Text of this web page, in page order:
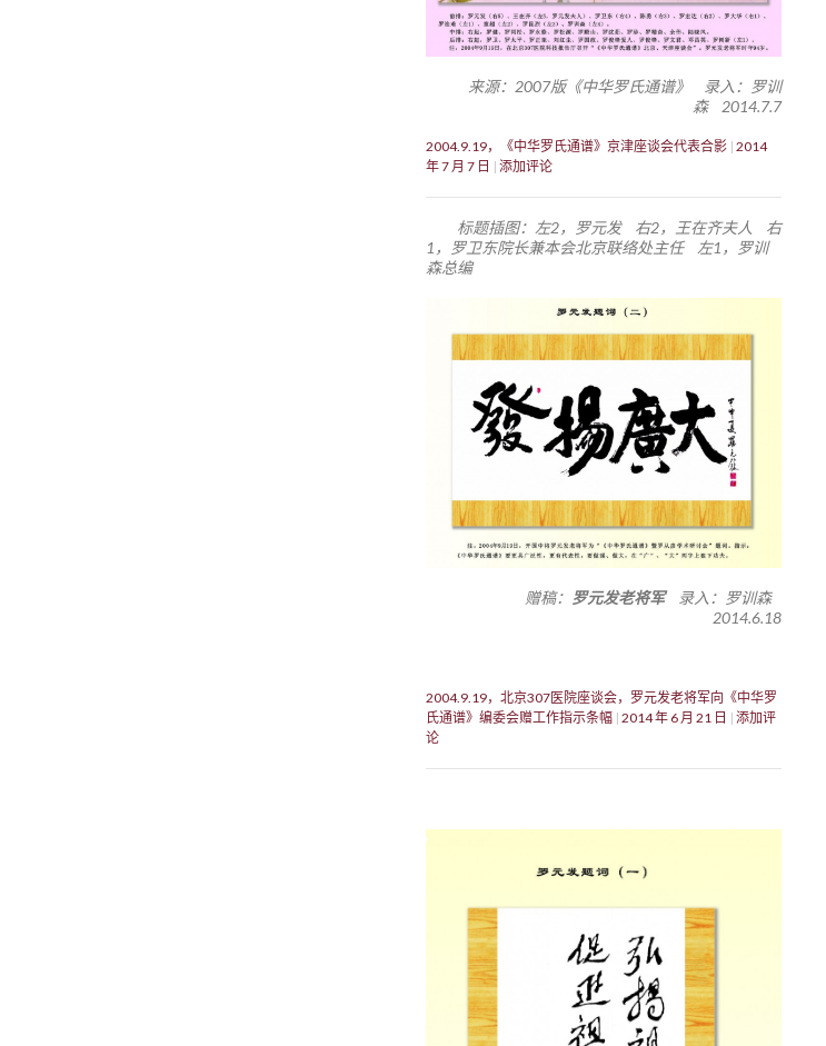
来源：2007版《中华罗氏通谱》 录入：罗训
森 2014.7.7
2004.9.19，《中华罗氏通谱》京津座谈会代表合影 2014
年 7 月 7 日
添加评论
标题插图：左2，罗元发 右2，王在齐夫人 右
1，罗卫东院长兼本会北京联络处主任 左1，罗训
森总编
赠稿： 罗元发老将军录入：罗训森
2014.6.18
2004.9.19，北京307医院座谈会，罗元发老将军向《中华罗
氏通谱》编委会赠工作指示条幅 2014 年 6 月 21 日
添加评
论